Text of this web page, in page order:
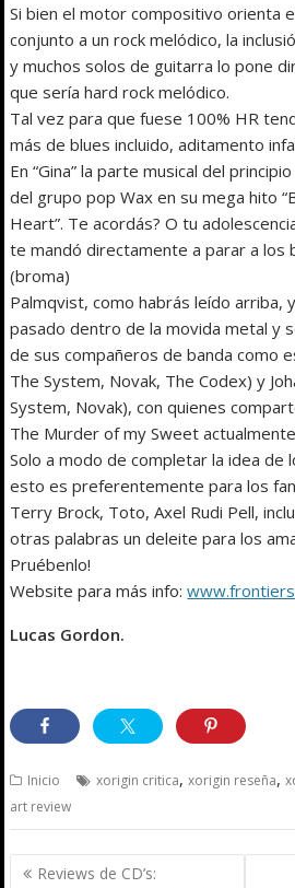
Si bien el motor compositivo orienta
conjunto a un rock melódico, la
y muchos solos de guitarra lo pone
que sería hard rock melódico.
Tal vez para que fuese 100% HR
más de blues incluido, aditamento
En “Gina” la parte musical del
del grupo pop Wax en su mega hito
Heart”. Te acordás? O tu
te mandó directamente a parar a los
(broma)
Palmqvist, como habrás leído arriba,
pasado dentro de la movida metal y
de sus compañeros de banda como
The System, Novak, The Codex) y
System, Novak), con quienes
The Murder of my Sweet
Solo a modo de completar la idea de
esto es preferentemente para los
Terry Brock, Toto, Axel Rudi Pell,
otras palabras un deleite para los
Pruébenlo!
Website para más info:
Lucas Gordon.
Inicio xorigin critica,xorigin reseña,
art review
Navegación
Reviews de CD’s: